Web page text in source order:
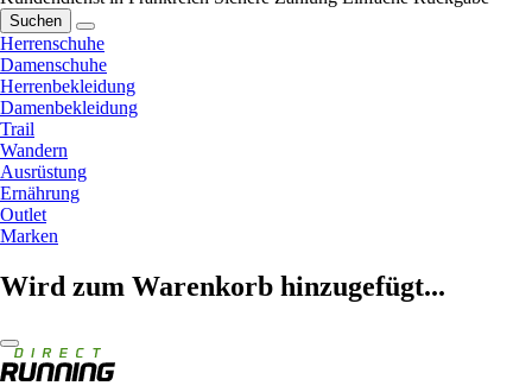
Suchen
Herrenschuhe
Damenschuhe
Herrenbekleidung
Damenbekleidung
Trail
Wandern
Ausrüstung
Ernährung
Outlet
Marken
Wird zum Warenkorb hinzugefügt...